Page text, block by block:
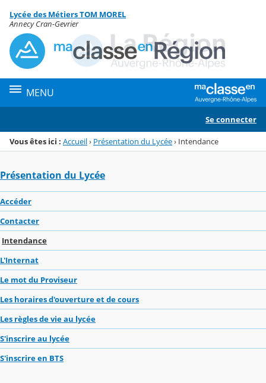
Menu de la rubrique
Contenu
Lycée des Métiers TOM MOREL
Annecy Cran-Gevrier
MENU
Se connecter
Vous êtes ici : Accueil› Présentation du Lycée› Intendance
Présentation du Lycée
Accéder
Contacter
Intendance
L'Internat
Le mot du Proviseur
Les horaires d'ouverture et de cours
Les règles de vie au lycée
S'inscrire au lycée
S'inscrire en BTS